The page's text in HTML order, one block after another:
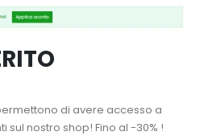
di avere accesso a
sul nostro shop! Fino al -30% !